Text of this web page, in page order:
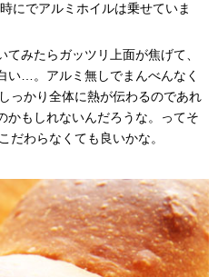
にでアルミホイルは乗せていま
みたらガッツリ上面が焦げて、
…。アルミ無しでまんべんなく
っかり全体に熱が伝わるのであれ
もしれないんだろうな。ってそ
だわらなくても良いかな。